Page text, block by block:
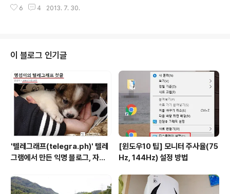
드의 ‘소니 SRS-BTV5’, NFC 간편 연결 앱 사용법과 DB
스 방식으로 연결하여 이용할 수 있다. LG BTS1 제품은
디스플레이 전쟁이 사운드로 옮겨 가면서 스마트폰과 악세
사리 제조사들 대부분이 이어폰과 포터블 스피커의 출시에
열을 올리고 있다. LG전자도 이런 흐름에 맞춰 포터블 스
피커 및 실내용 스피커인 '사운드바'를 출시하였고 이어 블
루투스 헤드셋 'BTS1'을 출시하면서 사운드 분야에 힘을
쓰고 있다. 이어폰을 기기에..
6 4 2013. 7. 30.
이 블로그 인기글
'텔레그래프(telegra.ph)' 텔레
그램에서 만든 익명 블로그, 자유
[윈도우10 팁] 모니터 주사율(75
Hz, 144Hz) 설정 방법